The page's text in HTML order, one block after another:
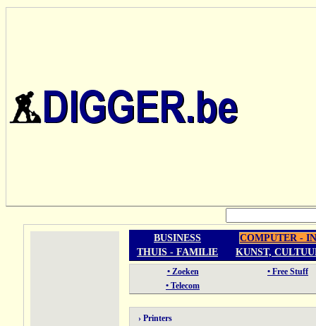
BUSINESS
COMPUTER -
THUIS - FAMILIE
KUNST,
• Zoeken
• Free Stuff
• Telecom
› Printers